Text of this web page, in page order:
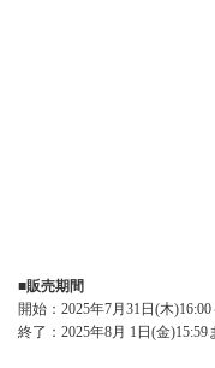
■販売期間
開始：2025年7月31日(木)16:00
終了：2025年8月 1日(金)15:59